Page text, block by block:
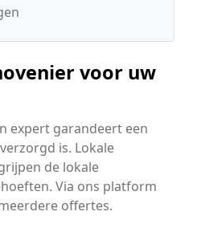
voor uw
expert garandeert een
is. Lokale
de lokale
Via ons platform
offertes.